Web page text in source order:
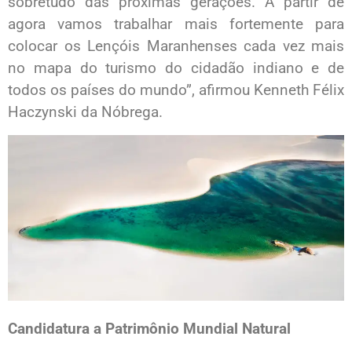
agora vamos trabalhar mais fortemente para
colocar os Lençóis Maranhenses cada vez mais
no mapa do turismo do cidadão indiano e de
todos os países do mundo”, afirmou Kenneth Félix
Haczynski da Nóbrega.
Candidatura a Patrimônio Mundial Natural